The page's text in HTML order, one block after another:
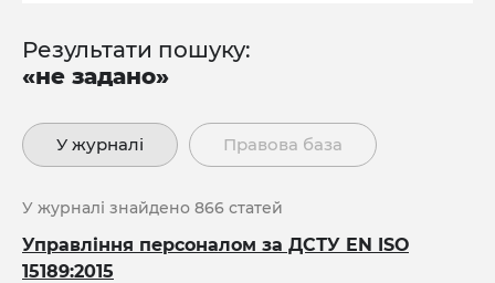
Результати пошуку:
«не задано»
У журналі Правова база
У журналі знайдено 866 статей
Управління персоналом за ДСТУ EN ISО
15189:2015